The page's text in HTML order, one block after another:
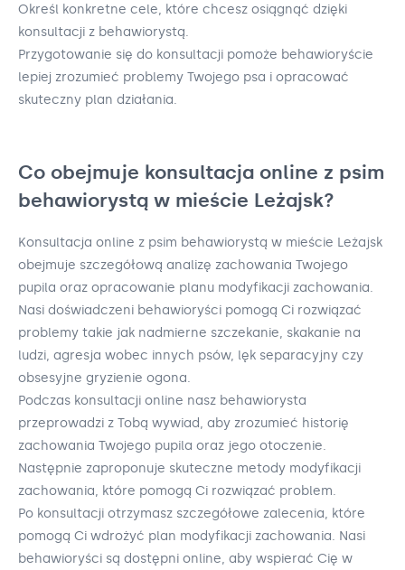
Określ konkretne cele, które chcesz osiągnąć dzięki
konsultacji z behawiorystą.
Przygotowanie się do konsultacji pomoże behawioryście
lepiej zrozumieć problemy Twojego psa i opracować
skuteczny plan działania.
Co obejmuje konsultacja online z psim
behawiorystą w mieście Leżajsk?
Konsultacja online z psim behawiorystą w mieście Leżajsk
obejmuje szczegółową analizę zachowania Twojego
pupila oraz opracowanie planu modyfikacji zachowania.
Nasi doświadczeni behawioryści pomogą Ci rozwiązać
problemy takie jak nadmierne szczekanie, skakanie na
ludzi, agresja wobec innych psów, lęk separacyjny czy
obsesyjne gryzienie ogona.
Podczas konsultacji online nasz behawiorysta
przeprowadzi z Tobą wywiad, aby zrozumieć historię
zachowania Twojego pupila oraz jego otoczenie.
Następnie zaproponuje skuteczne metody modyfikacji
zachowania, które pomogą Ci rozwiązać problem.
Po konsultacji otrzymasz szczegółowe zalecenia, które
pomogą Ci wdrożyć plan modyfikacji zachowania. Nasi
behawioryści są dostępni online, aby wspierać Cię w